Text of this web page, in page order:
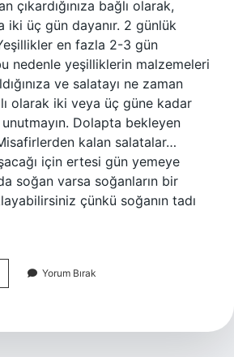
çıkardığınıza bağlı olarak,
iki üç gün dayanır. 2 günlük
en fazla 2-3 gün
nedenle yeşilliklerin malzemeleri
ve salatayı ne zaman
olarak iki veya üç güne kadar
Dolapta bekleyen
kalan salatalar…
için ertesi gün yemeye
soğan varsa soğanların bir
çünkü soğanın tadı
Yorum Bırak